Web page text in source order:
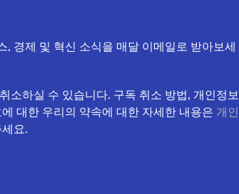
, 경제 및 혁신 소식을 매달 이메일로 받아보세
소하실 수 있습니다. 구독 취소 방법, 개인정보
대한 우리의 약속에 대한 자세한 내용은 개인
요.